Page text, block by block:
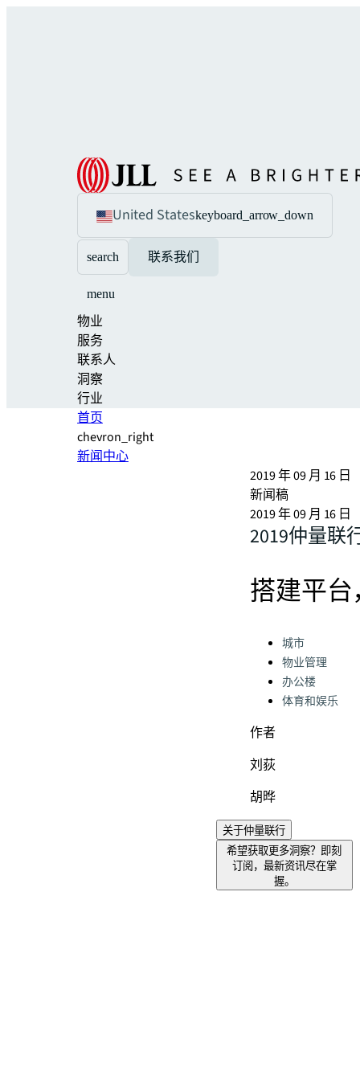
United Stateskeyboard_arrow_down
search 联系我们
menu
物业
服务
联系人
洞察
行业
首页
chevron_right
新闻中心
2019 年 09 月 16 日
新闻稿
2019 年 09 月 16 日
2019仲量联
搭建平
Categories:
城市
物业管理
办公楼
体育和娱乐
作者
刘荻
胡晔
关于仲量联行
希望获取更多洞察？即刻
订阅，最新资讯尽在掌
握。